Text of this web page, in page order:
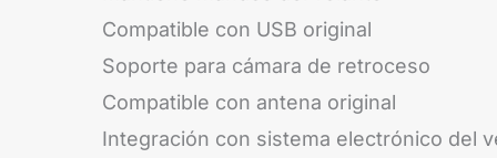
Compatible con USB original
Soporte para cámara de retroceso
Compatible con antena original
Integración con sistema electrónico del